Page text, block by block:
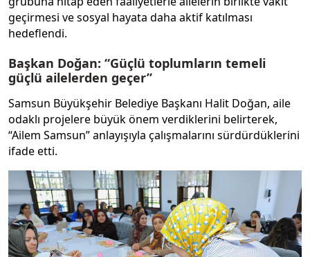
geçirmesi ve sosyal hayata daha aktif katılması
hedeflendi.
Başkan Doğan: “Güçlü toplumların temeli
güçlü ailelerden geçer”
Samsun Büyükşehir Belediye Başkanı Halit Doğan, aile
odaklı projelere büyük önem verdiklerini belirterek,
“Ailem Samsun” anlayışıyla çalışmalarını sürdürdüklerini
ifade etti.